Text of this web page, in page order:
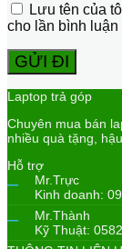
Lưu tên của
cho lần bình luận
Laptop trả góp
Chuyên mua bán
nhiều quà tặng,
Hỗ trợ
–
Mr.Trực
Kinh doanh:
–
Mr.Thành
Kỹ Thuật: